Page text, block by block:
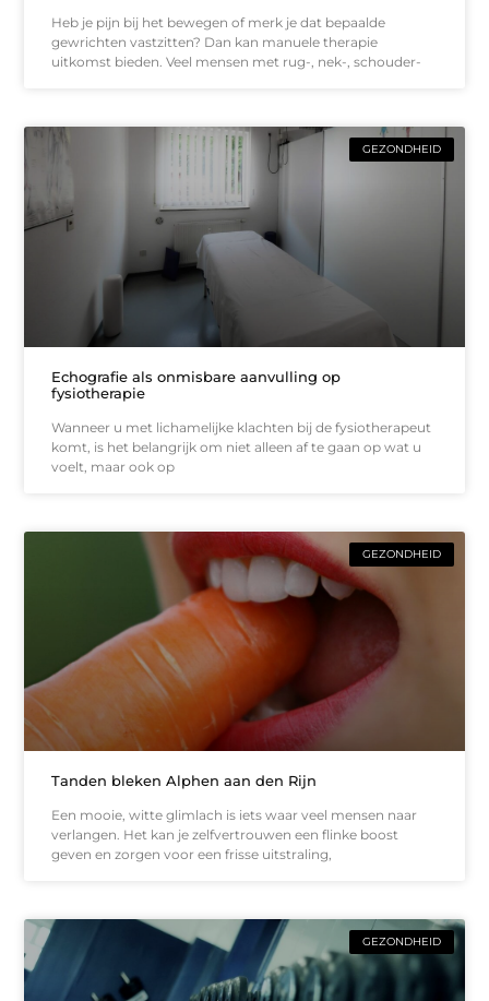
Heb je pijn bij het bewegen of merk je dat bepaalde
gewrichten vastzitten? Dan kan manuele therapie
uitkomst bieden. Veel mensen met rug-, nek-, schouder-
GEZONDHEID
Echografie als onmisbare aanvulling op
fysiotherapie
Wanneer u met lichamelijke klachten bij de fysiotherapeut
komt, is het belangrijk om niet alleen af te gaan op wat u
voelt, maar ook op
GEZONDHEID
Tanden bleken Alphen aan den Rijn
Een mooie, witte glimlach is iets waar veel mensen naar
verlangen. Het kan je zelfvertrouwen een flinke boost
geven en zorgen voor een frisse uitstraling,
GEZONDHEID